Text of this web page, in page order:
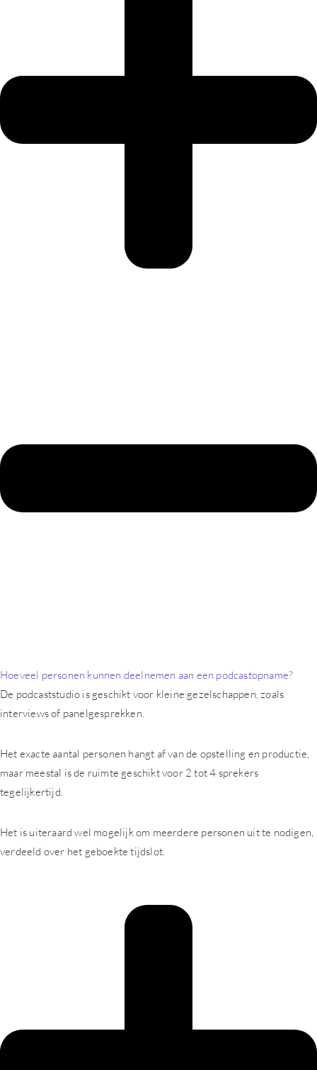
Hoeveel personen kunnen deelnemen aan een podcastopname?
De podcaststudio is geschikt voor kleine gezelschappen, zoals
interviews of panelgesprekken.
Het exacte aantal personen hangt af van de opstelling en productie,
maar meestal is de ruimte geschikt voor 2 tot 4 sprekers
tegelijkertijd.
Het is uiteraard wel mogelijk om meerdere personen uit te nodigen,
verdeeld over het geboekte tijdslot.